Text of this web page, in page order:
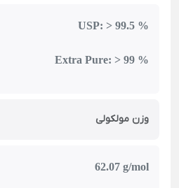
USP: > 99.5 %
Extra Pure: > 99 %
وزن مولکولی
62.07 g/mol